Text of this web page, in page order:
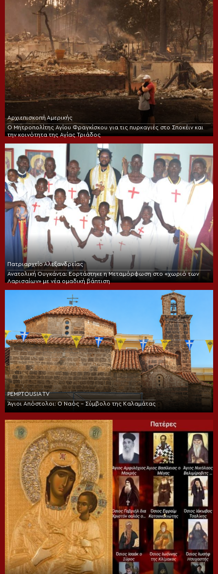
Αρχιεπισκοπή Αμερικής
Ο Μητροπολίτης Αγίου Φραγκίσκου για τις πυρκαγιές στο Σποκέιν και
την κοινότητα της Αγίας Τριάδος
Πατριαρχείο Αλεξανδρείας
Ανατολική Ουγκάντα: Εορτάστηκε η Μεταμόρφωση στο «χωριό των
Λαρισαίων» με νέα ομαδική βάπτιση
PEMPTOUSIA TV
Άγιοι Απόστολοι: Ο Ναός – Σύμβολο της Καλαμάτας